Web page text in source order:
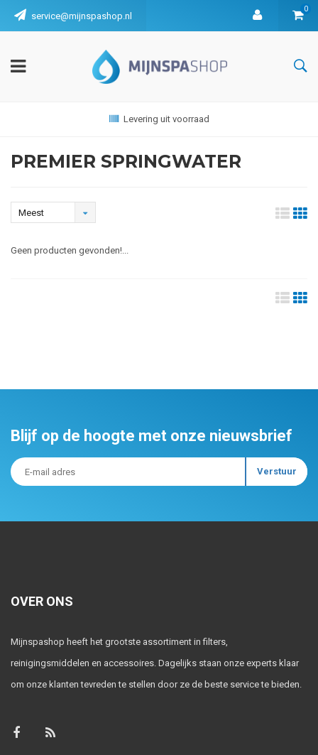
service@mijnspashop.nl
0
Levering uit voorraad
PREMIER SPRINGWATER
Meest
Geen producten gevonden!...
Blijf op de hoogte met onze nieuwsbrief
OVER ONS
Mijnspashop heeft het grootste assortiment in filters,
reinigingsmiddelen en accessoires. Dagelijks staan onze experts klaar
om onze klanten tevreden te stellen door ze de beste service te bieden.